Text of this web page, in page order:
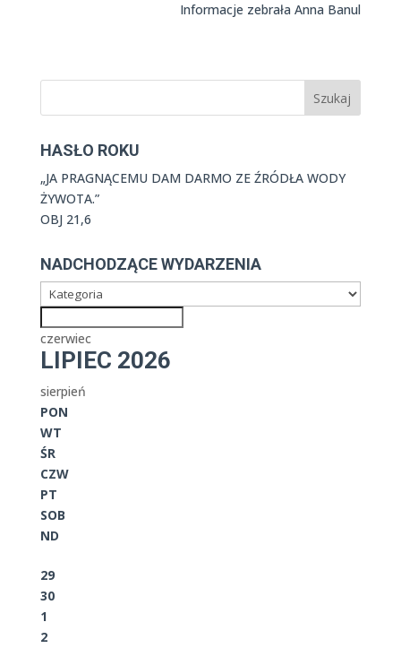
Informacje zebrała Anna Banul
HASŁO ROKU
„JA PRAGNĄCEMU DAM DARMO ZE ŹRÓDŁA WODY
ŻYWOTA.”
OBJ 21,6
NADCHODZĄCE WYDARZENIA
czerwiec
LIPIEC 2026
sierpień
PON
WT
ŚR
CZW
PT
SOB
ND
29
30
1
2